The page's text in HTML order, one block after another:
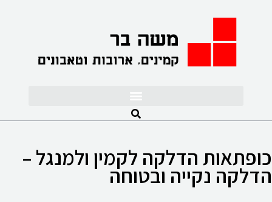
כופתאות הדלקה לקמין ולמנגל –
הדלקה נקייה ובטוחה